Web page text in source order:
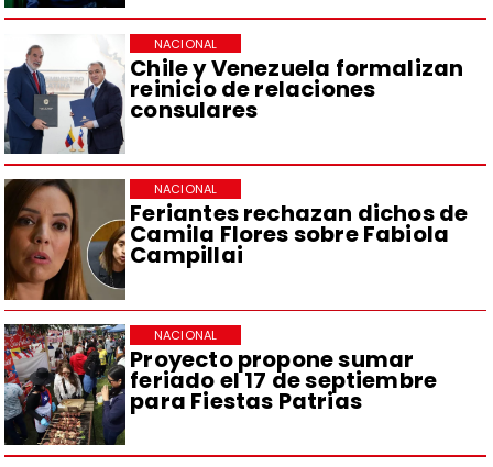
Chile y Venezuela formalizan
reinicio de relaciones
consulares
NACIONAL
Feriantes rechazan dichos de
Camila Flores sobre Fabiola
Campillai
NACIONAL
Proyecto propone sumar
feriado el 17 de septiembre
para Fiestas Patrias
NACIONAL